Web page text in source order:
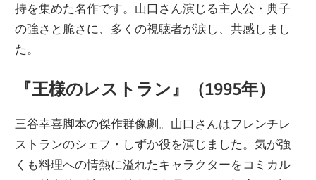
持を集めた名作です。山口さん演じる主人公・典子
の強さと脆さに、多くの視聴者が涙し、共感しまし
た。
『王様のレストラン』（1995年）
三谷幸喜脚本の傑作群像劇。山口さんはフレンチレ
ストランのシェフ・しずか役を演じました。気が強
くも料理への情熱に溢れたキャラクターをコミカル